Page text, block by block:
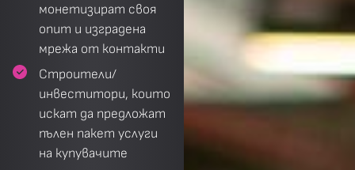
монетизират своя
опит и изградена
мрежа от контакти
Строители/
инвеститори, които
искат да предложат
пълен пакет услуги
на купувачите